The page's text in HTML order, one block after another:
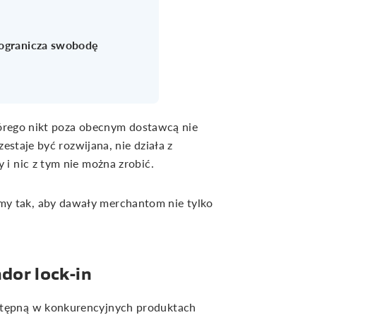
swobodę
nikt poza obecnym dostawcą nie
być rozwijana, nie działa z
i nic z tym nie można zrobić.
tak, aby dawały merchantom nie tylko
lock-in
w konkurencyjnych produktach